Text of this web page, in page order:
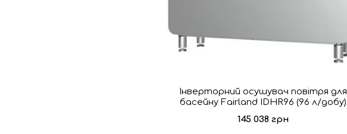
Інверторний осушувач повітря для
басейну Fairland IDHR96 (96 л/добу)
145 038 грн